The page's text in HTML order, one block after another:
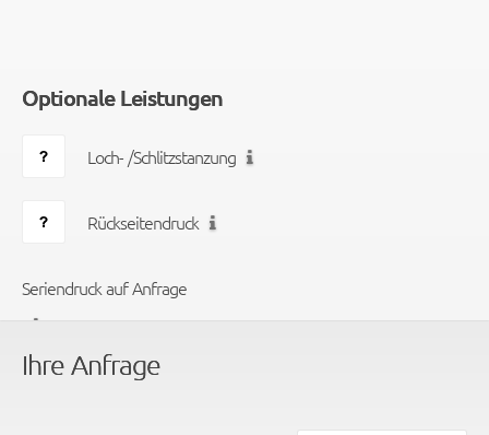
Optionale Leistungen
Loch- /Schlitzstanzung
Rückseitendruck
Seriendruck auf Anfrage
Ihre Anfrage